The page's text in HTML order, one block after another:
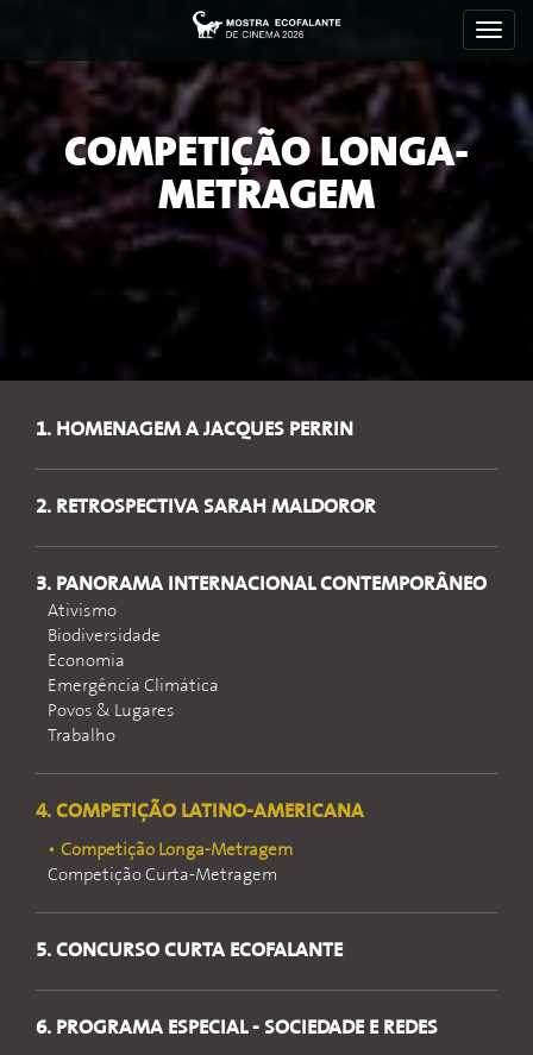
COMPETIÇÃO LONGA-
METRAGEM
1. HOMENAGEM A JACQUES PERRIN
2. RETROSPECTIVA SARAH MALDOROR
3. PANORAMA INTERNACIONAL CONTEMPORÂNEO
Ativismo
Biodiversidade
Economia
Emergência Climática
Povos & Lugares
Trabalho
4. COMPETIÇÃO LATINO-AMERICANA
Competição Longa-Metragem
Competição Curta-Metragem
5. CONCURSO CURTA ECOFALANTE
6. PROGRAMA ESPECIAL - SOCIEDADE E REDES